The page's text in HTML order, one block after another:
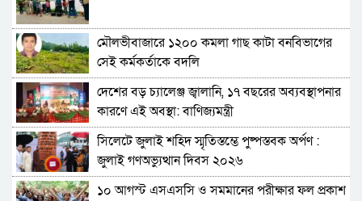
কে হতে পারেন পরবর্তী রাষ্ট্রপতি, আলোচনায় এক
আমলা
সিলেটে আদলত চত্বরে শিশু ফাহিমা হত্যা মামলার
আসামির ওপর ফের হামলা
এআই দিয়ে অশালীন ছবি ছড়ানোর অভিযোগ
সিলেটের কনটেন্ট ক্রিয়েটর রাফিয়ার
শাবিপ্রবিতে শিক্ষার্থীকে মারধর: ছাত্রদল নেতা হাসিবুর
ও তারেক বহিষ্কার, ক্যাম্পাসে নিষিদ্ধ ২ বছর
মৌলভীবাজারে ১২০০ কমলা গাছ কাটা বনবিভাগের
সেই কর্মকর্তাকে বদলি
দেশের বড় চ্যালেঞ্জ জ্বালানি, ১৭ বছরের অব্যবস্থাপনার
কারণে এই অবস্থা: বাণিজ্যমন্ত্রী
সিলেটে জুলাই শহিদ স্মৃতিস্তম্ভে পুষ্পস্তবক অর্পণ :
জুলাই গণঅভ্যুত্থান দিবস ২০২৬
১০ আগস্ট এসএসসি ও সমমানের পরীক্ষার ফল প্রকাশ